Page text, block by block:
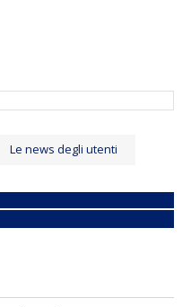
Le news degli utenti